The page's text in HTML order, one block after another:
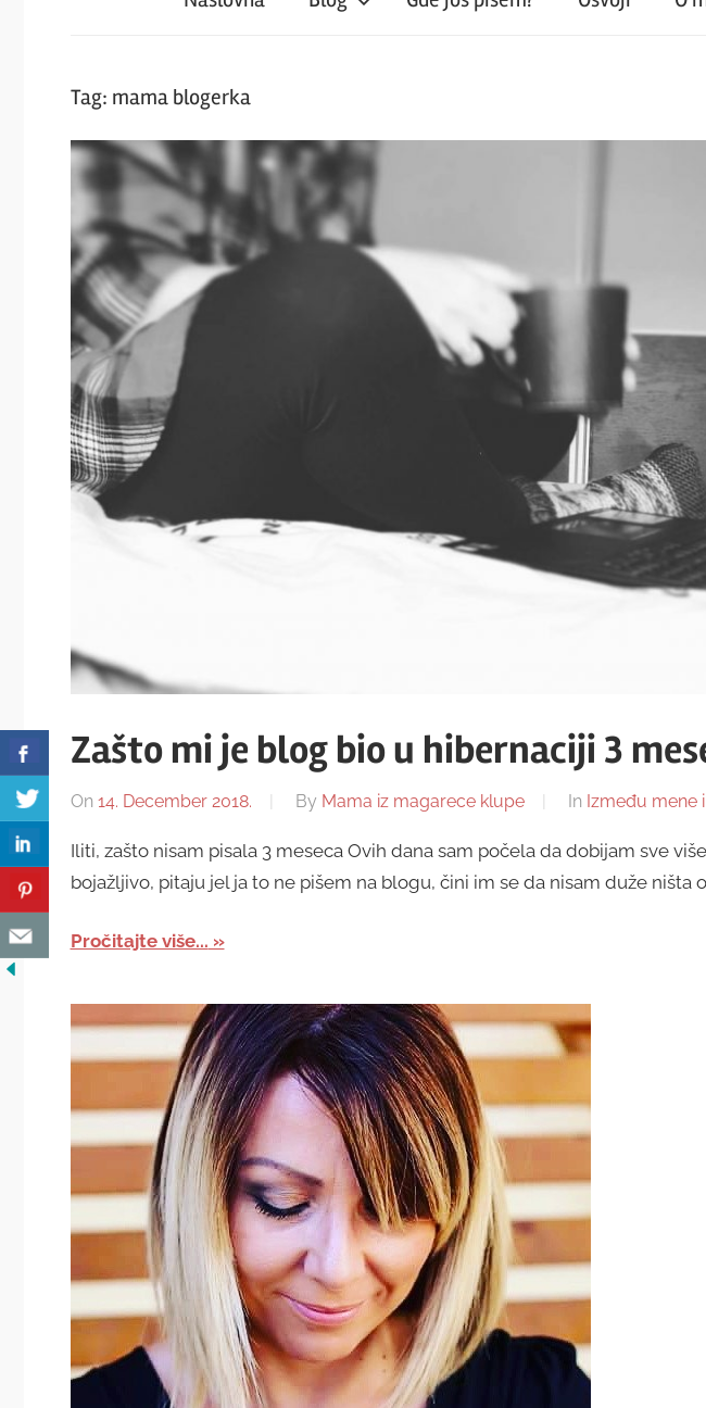
magareće
klupe
Tag: mama blogerka
Zašto mi je blog bio u hibernaciji 3
On 14. December 2018. By Mama iz magarece klupe In Između mene
Iliti, zašto nisam pisala 3 meseca Ovih dana sam počela da dobijam sve
bojažljivo, pitaju jel ja to ne pišem na blogu, čini im se da nisam duže ništa
Pročitajte više...